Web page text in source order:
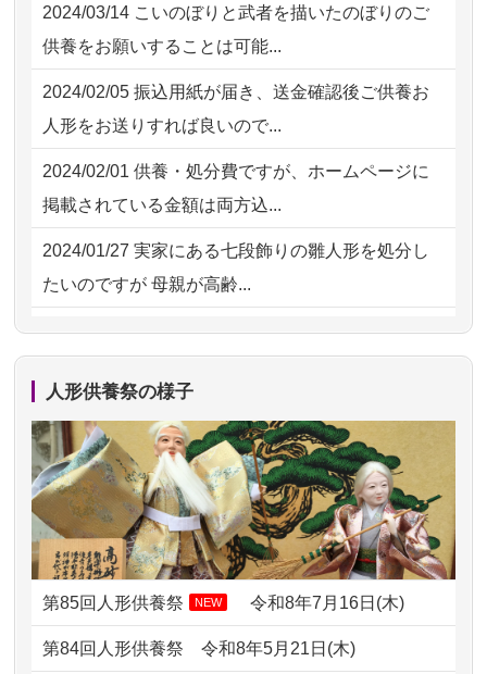
2026/07/31 08:41 埼玉県の方からお申込み
2026/07/30 22:27 墨田区の方からお申込み
2026/07/18 大切にしていたお人形をきちんと供養
してくださ...
2026/07/15 子供の頃から可愛がってきた七段飾り
の雛人形で...
2026/07/15 お客様の声を読み、丁寧に供養してい
ただけそう...
2026/07/13 遠方からでもご依頼出来る点と申込ま
での方法が...
2026/07/10家から近かったので。
2026/07/08誰も住んでいない実家の片付けを始め
ました。 ...
2026/07/069年間自由が丘店を見守ってくれてあり
がとう。
2026/07/05しっかりとお人形たちの供養をしてい
ただけると...
2024/03/14 こいのぼりと武者を描いたのぼりのご
供養をお願いすることは可能...
2024/02/05 振込用紙が届き、送金確認後ご供養お
人形をお送りすれば良いので...
2024/02/01 供養・処分費ですが、ホームページに
掲載されている金額は両方込...
2024/01/27 実家にある七段飾りの雛人形を処分し
たいのですが 母親が高齢...
2024/01/13剥製の供養・処分をお願いできます
ですが？
2024/01/13お雛様のセットを供養・処分したいの
ですが、お雛様とお内裏様だ...
2024/01/13供養申込みの後、供養祭までお人形は
どうなってるのですか？
2024/01/13会社のようですが、きちんと供養して
人形供養祭の様子
第85回人形供養祭 NEW 令和8年7月16日(木)
第84回人形供養祭令和8年5月21日(木)